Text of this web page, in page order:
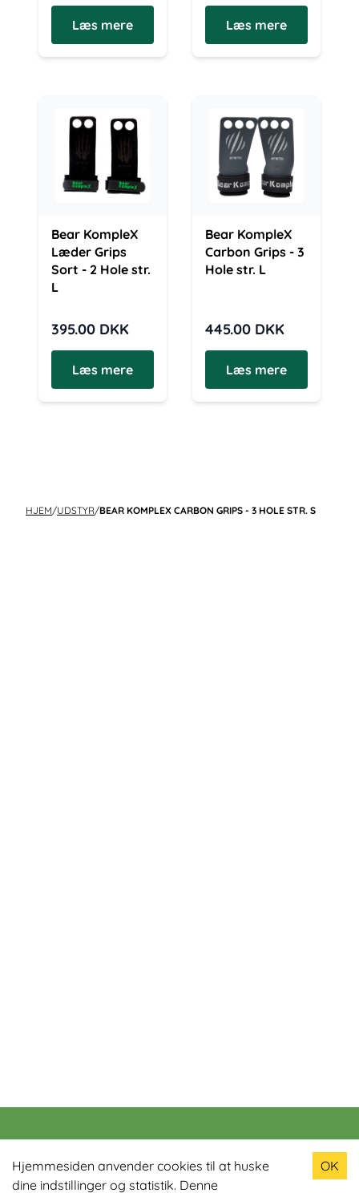
Hjemmesiden anvender cookies til at huske
dine indstillinger og statistik. Denne
OK
Læs mere Læs mere
Bear KompleX
Læder Grips
Sort - 2 Hole str.
L
395.00 DKK
Læs mere
Bear KompleX
Carbon Grips - 3
Hole str. L
445.00 DKK
Læs mere
HJEM/UDSTYR/BEAR KOMPLEX CARBON GRIPS - 3 HOLE STR. S
Populære produkter